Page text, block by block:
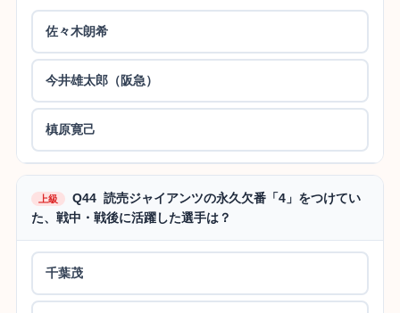
佐々木朗希
今井雄太郎（阪急）
槙原寛己
上級
Q44 読売ジャイアンツの永久欠番「4」をつけてい
た、戦中・戦後に活躍した選手は？
千葉茂